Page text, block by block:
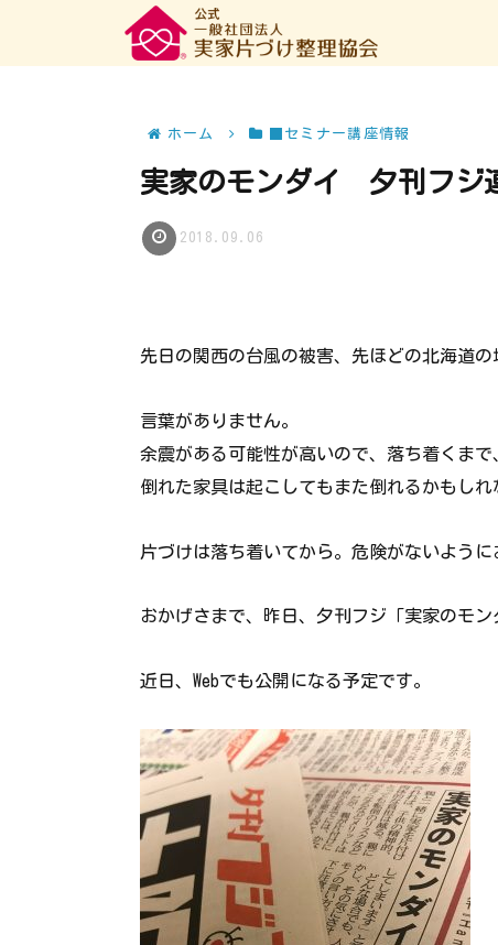
ホーム ■セミナー講座情報
実家のモンダイ 夕刊フジ
2018.09.06
先日の関西の台風の被害、先ほどの北海道の
言葉がありません。
余震がある可能性が高いので、落ち着くま
倒れた家具は起こしてもまた倒れるかもしれ
片づけは落ち着いてから。危険がないよう
おかげさまで、昨日、夕刊フジ「実家のモン
近日、Webでも公開になる予定です。